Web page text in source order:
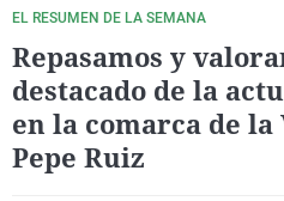
EL RESUMEN DE LA SEMANA
Repasamos y
destacado de la
en la comarca de la
Pepe Ruiz